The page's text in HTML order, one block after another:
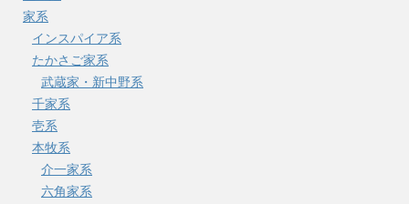
家系
インスパイア系
たかさご家系
武蔵家・新中野系
千家系
壱系
本牧系
介一家系
六角家系